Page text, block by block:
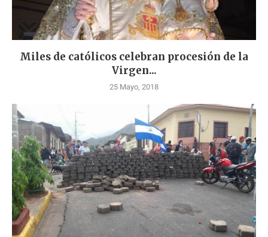
Miles de católicos celebran procesión de la
Virgen...
25 Mayo, 2018